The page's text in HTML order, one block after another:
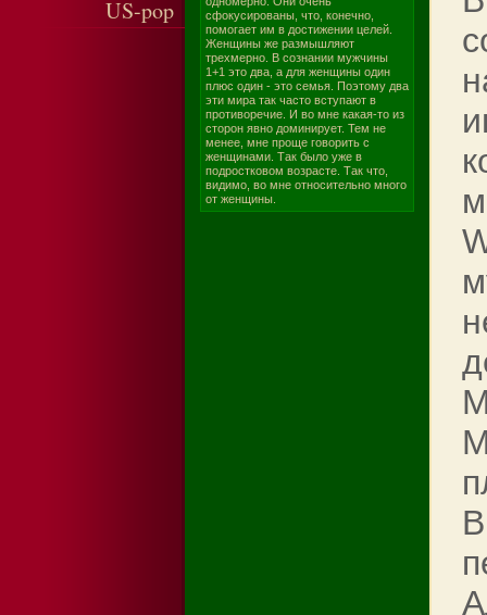
US-pop
сфокусированы, что, конечно,
помогает им в достижении целей.
Женщины же размышляют
трехмерно. В сознании мужчины
1+1 это два, а для женщины один
плюс один - это семья. Поэтому два
эти мира так часто вступают в
противоречие. И во мне какая-то из
сторон явно доминирует. Тем не
менее, мне проще говорить с
женщинами. Так было уже в
подростковом возрасте. Так что,
видимо, во мне относительно много
от женщины.